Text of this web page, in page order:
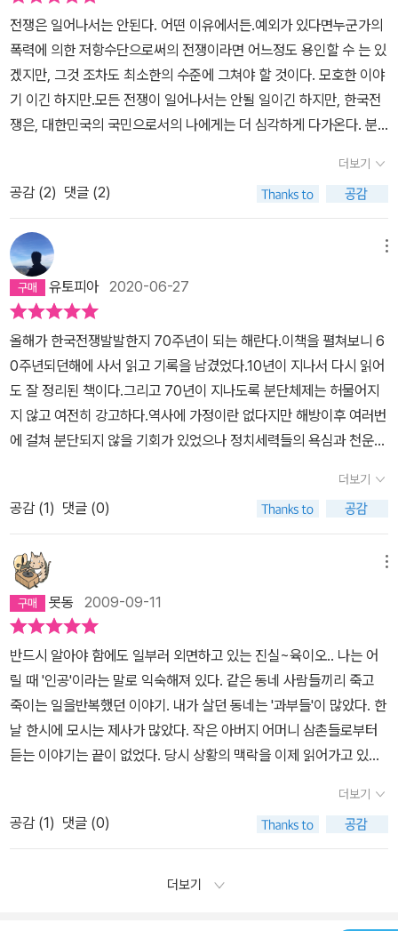
도록 해방 후 한바도 정세에 대해서도 꼼꼼히 설명한다. 모스크바 3
상 회의부터 시작되는 한반도 분단과정과 당시 국내 정치 세력들의
움직임,좌우 합작운동,스탈린과 김일성의 만남, 미국과 소련의 세계
외교전략의 변동에 따른 한반도 정책 변화 등등.... 이러한 포괄적인
접근은 한국전쟁이 한반도에서 이루어진 대리전이자 냉전을 알리는
수수께끼를 제시하면서 역사책 읽는 재미를 붇돋운다.대표적인 것들
이 한국전쟁의 실패 라는 장이다.여기서는 한국전쟁 동안 북한과 미
국의 전략적 전술적 실패 내용을 설명한다.여기에는 개인적으로 그동
안 잘 알지 못했던 이야기들이 많이 숨어 있어서 흥미있었다.저자가
들고 있는 한국전쟁의 실패는 이런 것들이다.왜 북한은 서울에서 사
흘을 머물렀는가? 왜 소련은 안전보장이사회에 불참했을까? 북한은
왜 사전 정보에도 불구하고 인천방어를 소홀히 했는가?미국은 왜 38
선 돌파 결정을 내렸는가? 등등이다.각 각의 이유가 제한된 자료안에
서도 설득력있게 설명된다. 대표적으로 북한이 전쟁을 빨리 끝낼 수
있었음에도 서울에서 사흘을 소비한 것에 대해 저자는 '제한전쟁설'을
인용한다.즉 북한은 처음부터 서울만 점령함으로써 전쟁을 끝내려 했
다는 설이다. 인천상륙작전같은 경우도 미리 정보가 있었음에도 낙동
간인 학살 문제,정전협정 문제등을 이야기한다.이렇게 보면 6월 25
용들은 너무나 많다.한 주제를 가지고도 책 몇 권 분량은 족히 나올 법
하다.책은 얇고 이 모든 것을 전부 다룰 수는 없다.저자 역시 민간인
학살문제에 대해 지면 부족을 아쉬워했다.하지만 독자 입장에서 이
한 권으로 다 얻으려는 것이 욕심이다.단 어떤 방향으로 갈 것인지 알
아보는 네비게이터 역할을 이 책은 충실히 해내고 있다.그런면에서
좋은책이다.
들은 무엇이었을까? 열악한 경제 상황하에 미국의 원조만이 생명줄
이었던 전쟁 전후의 상황에서 현명하고 지혜로운 활동은 무엇이었을
까? 또한 지금의 우리 현실 속에서도 동일한 질문을 던져보고 우리의
현주소를 생각하게 한다. 한국전쟁 이후에 보여지는 각종 정치적
상황은 갖은 명분을 덧붙이고 미화하는 독재정권의 연장선이었으며,
이 남아 있고, 아직도 이산가족의 아픔은 끝나지 않은 상황이며, 남과
든다. 아직 남북의 대치 상황에서 남쪽의 자료와 구 소련의 자료를
통해 한국전쟁 당시를 객관적으로 유추하고는 있으나, 많은 부분에
있어 북쪽이나 중국과 오갔던 자료의 공개가 않되 객관적으로 한국전
쟁을 평하는 대는 한계가 있다. 그렇게 되기에는 우리가 통일이 된 이
후에나 가능한 일로 보인다.
칠더라도논픽션이 자료로서는 더 나았을 것 같다. 두번째는 이 책이
전체적으로 주려는 메시지가 불분명하다는 것이다. 그것은 아마도 저
자가 의도했던 것이세계사에 막대한영향을 끼친 전쟁으로서의 한국
전쟁이라는 '담론'이었던 것에 반해 이 책을 읽은 독자가 느낀 것은 뭔
가 확실한 증거들이부족한한국전쟁이라는 '풍문'이기때문이 아닐까
쟁을 잘 알고 있는가? 교과서에서 나열된 단편적인 상식, 그리고 가
끔씩 TV에서 보여주는 낯선 흑백화면들. 무척 잘 알고 있을 듯하지
만, 사실은 대부분 혹은 전혀 실상을 알지 못한다. 그 원인은 무엇이
고, 전개과정은 우리가 알 듯 영웅적이었는지, 휴전 협정과 그 이후는
어떠했는지 말이다.저자는 대단히 객관성을 유지하려고 노력한다. 가
급적 한 발짝 떨어져서 차분한 어조로 한국전쟁에 관한 각종 주장과
학설들을 소개하고 비판한다. 물론 그도 뜨거운 한국 사람인지라 부
분적으로 감정이 치솟는 것을 억제하지 못하는 때도 있다. 그것을 단
지 않는다. 여기서 한국전쟁에 관한 모든 것을 다루려고 하지 않는다.
개론서의 미덕에 충실하다. 여기서 드라마틱한 전쟁 장면의 전개를
기대한다면 실망할 것이다. 나도 조금은 실망하였다. 하지만 작가의
진짜 관심은 전쟁 그 자체가 아니라 전쟁으로 피해 받은 인간과 사회
이며, 여기에 안타까움과 애틋함을 감추지 않는다.한국전쟁의 발생
원인에 대해서는 과거 분분한 논의가 있었다. 전통적인 전격 남침설
에, 브루스 커밍스의 유명한 저작에 힘입은 수정설, 그리고 일부의 북
침설 등. 그동안 학교에서 교육받은 원인은 물론 전격 남침설이다. 피
에 굶주린 북괴가 전격적으로 38선을 넘어와 평화롭게 살아가던 남
은 한국전쟁에 대한 기원을 단지 1950년에 맞추었던 인식을 1945
년으로 끌어올린 데 있다. 해방과 곧 이은 분단, 그리고 분단의 고착과
정이 전쟁의 진정한 원인이며, 1950년은 고조된 긴장이 분출된 시점
이었다. 저자 박태균은 좌우익의 대립이라는 내적 기원론과 미국과
소련에 귀인하는 외적 기원론을 세심하게 분석 및 비판하고 있다. 부
분적 책임은 있지만 전체를 귀인할 수는 없다고 판단한다.“한국전쟁
의 기원을 정치세력들 사이의 대립과 갈등으로만 설명할 수 없는 두
번째 이유는 당시 정치세력들 사이에는 갈등의 골을 메울 수 있는 공
통분모가 있었다는 사실이다.” (P.55)“미국은 2차 세계대전이 끝나
면서 식민지 지역에서 공산주의의 확산이라는 문제에 부딪혔던 것이
다...미국은 이러한 문제를 해결하기 위해 더 적극적이고 공세적인 정
책을 실시해야 했다. 그리고 그러한 정책이 한반도의 분단에 결정적
단시킬 수 있었는가를 해명하는 점이다. 이는 외세의 힘만으로는 가
능하지 않다. 분단을 하려는 외세의 힘에 부합하는 내부의 힘이 있어
야 한다. 앞서 살펴본 다양한 정치세력의 갈등, 그리고 그 갈등을 통합
으로 풀기 보다는 외세와 결탁하여 특정 지역에서라도 주도권을 장악
전쟁은 일어나서는 안된다. 어떤 이유에서든.예외가 있다면누군가의
폭력에 의한 저항수단으로써의 전쟁이라면 어느정도 용인할 수 는 있
겠지만, 그것 조차도 최소한의 수준에 그쳐야 할 것이다. 모호한 이야
기 이긴 하지만.모든 전쟁이 일어나서는 안될 일이긴 하지만, 한국전
쟁은, 대한민국의 국민으로서의 나에게는 더 심각하게 다가온다. 분
목숨을 잃었으며, 종전 이후에도 남과 북의 부딪침 속에서 많은 사람
들이 죽어 나갔다. 최근에 일로는 서해교전으로 인해서 해군의 젊은
이들이 (월드컵 열기에 취해 있던 그때) 희생당하고 말았다. 그리고
분단의 고착화 과정에서 각국의 독재자들은 반미이데올로기와 반공
이데올로기를 통해서 자유와 정의를 억압하고, 장기집권 하고자 하기
도 하였다. 대한민국 에서도 민주화 이후에도 살아 있는 국가보안법
을 보아도 알 수 있다. (최근에도 얼빠진 사건이 하나 있었다.) 그러나
한국전쟁은 여전히 현재진행중이다. 노무현 대통령 재임 시절, 막바
지에 다다랐을때 종전에 관련된 이야기가 흘러 나온 적이 있었지만,
MB 정부가 들어 선 이후에는 남북관계가 다시 경색 되고 있다.아직
한반도의 진정한 평화는 요원한 일인 것 같다.이렇게몇 십년 가까이
영향을 끼쳐온 한국전쟁에 대한 진지한 고찰이야말로, 여전히 한국전
쟁의 영향 하에 살고 있는 우리의 평화에 필수적이지 않을까 한다...제
대로 된 이해 없이는 지속적인반목만 있으며 해결책을 없을 것이기
사에 대하여 너무 무심했다는 점이다. 우리 한반도에 있었던 여러국
가들 중에서 고구려와 같이 찬란한 역사(?)에만 너무 관심을 기울였
다는 생각을 떨칠 수가 없다. 아무래도 한국의 근현대사는 굴욕과 상
처만 가득한 역사... 라고 생각해서였는지도 모르겠다(아마 그럴 것이
라고 생각한다.). 고대,중세사 보다도 오히려 근현대사가 상당히 중요
하다고 보는데, 그런 생각과는 별도로 정작 근현대사를 알고자 노력
한 적은 없었다. 참 한심한 일이다. 앞으로 근현대사에 대한 관심을 좀
더 기울이고자 노력 해야겠다...
더보기
공감 (2) 댓글 (2)
유토피아2020-06-27
올해가 한국전쟁발발한지 70주년이 되는 해란다.이책을 펼쳐보니 6
0주년되던해에 사서 읽고 기록을 남겼었다.10년이 지나서 다시 읽어
도 잘 정리된 책이다.그리고 70년이 지나도록 분단체제는 허물어지
지 않고 여전히 강고하다.역사에 가정이란 없다지만 해방이후 여러번
에 걸쳐 분단되지 않을 기회가 있었으나 정치세력들의 욕심과 천운이
죽는 참혹한 전쟁을 겪었다.그리고 다시 제자리..,나는 6,25가 돌아오
면 반복되느 참전용사에 대한 예우,학도병의 활약상,유해발굴 이런
이야기들이 불편하다.한국전쟁은 엄밀히 말해 내전의 성격이 강하다.
조국해방전쟁이란 신념을 가지고 전쟁에 참여한 사람은 북한군에 소
속된 사람들이 더 많았을 것이다.당시 북한군 장교의 대부분은 항일
독립운동에 참여했던 사람들어었고 남한군 장교의 대부분은 일제군
인출신들이 대부분이었다.남한 군인들중 사병으로 징집된 사람중 나
라를 지키기 위해 총을 잡은 사람이 몇이나 될까?그냥 끌려갔거나 안
가면 더 위험하니 군대를 갔고 전쟁을 겪다보면 자연스레 증오심이
생기고 뭐 그렇게 된거지..,어쩔수 없는 동족상잔의 비극에 외세까지
끼여들면서 전쟁의 양상은 엄청 커진것이었고 희생도 엄청났다.신념
이 되었든 끌려가 죽었든 안타까운 죽음들이다. 아직도 반공교육의
잔재가 남아있어 대부분의정서가 그렇다 하더라도 일제하 독립운동
을 위해 싸우다 돌아가신분들과 비교할바는 아니다.지금 현충원 장군
충원가서 묵념하는것꼴도 참 보기싫다.독립투사들이 잠들어있는 효
더보기
공감 (1) 댓글 (0)
못동 2009-09-11
반드시 알아야 함에도 일부러 외면하고 있는 진실~육이오.. 나는 어
릴 때 '인공'이라는 말로 익숙해져 있다. 같은 동네 사람들끼리 죽고
죽이는 일을반복했던 이야기. 내가 살던 동네는 '과부들'이 많았다. 한
날 한시에 모시는 제사가 많았다. 작은 아버지 어머니 삼촌들로부터
듣는 이야기는 끝이 없었다. 당시 상황의 맥락을 이제 읽어가고 있다.
더보기
공감 (1) 댓글 (0)
더보기